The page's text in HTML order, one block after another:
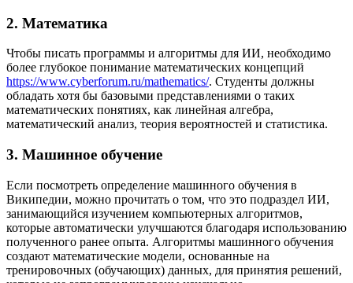
2. Математика
Чтобы писать программы и алгоритмы для ИИ, необходимо
более глубокое понимание математических концепций
https://www.cyberforum.ru/mathematics/. Студенты должны
обладать хотя бы базовыми представлениями о таких
математических понятиях, как линейная алгебра,
математический анализ, теория вероятностей и статистика.
3. Машинное обучение
Если посмотреть определение машинного обучения в
Википедии, можно прочитать о том, что это подраздел ИИ,
занимающийся изучением компьютерных алгоритмов,
которые автоматически улучшаются благодаря использованию
полученного ранее опыта. Алгоритмы машинного обучения
создают математические модели, основанные на
тренировочных (обучающих) данных, для принятия решений,